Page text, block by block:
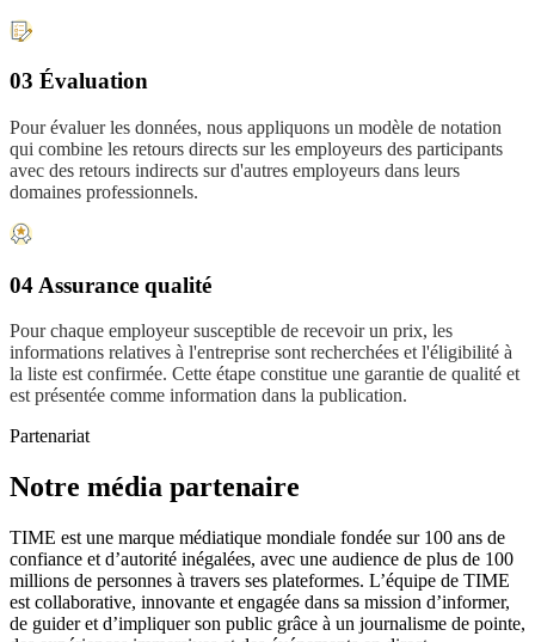
03 Évaluation
Pour évaluer les données, nous appliquons un modèle de notation
qui combine les retours directs sur les employeurs des participants
avec des retours indirects sur d'autres employeurs dans leurs
domaines professionnels.
04 Assurance qualité
Pour chaque employeur susceptible de recevoir un prix, les
informations relatives à l'entreprise sont recherchées et l'éligibilité à
la liste est confirmée. Cette étape constitue une garantie de qualité et
est présentée comme information dans la publication.
Partenariat
Notre média partenaire
TIME est une marque médiatique mondiale fondée sur 100 ans de
confiance et d’autorité inégalées, avec une audience de plus de 100
millions de personnes à travers ses plateformes. L’équipe de TIME
est collaborative, innovante et engagée dans sa mission d’informer,
de guider et d’impliquer son public grâce à un journalisme de pointe,